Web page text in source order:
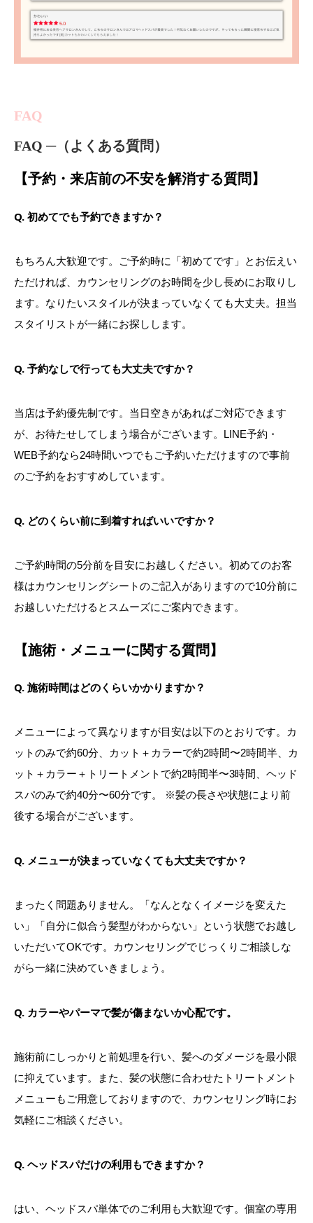
FAQ
FAQ ─（よくある質問）
【予約・来店前の不安を解消する質問】
Q. 初めてでも予約できますか？
もちろん大歓迎です。ご予約時に「初めてです」とお伝えい
ただければ、カウンセリングのお時間を少し長めにお取りし
ます。なりたいスタイルが決まっていなくても大丈夫。担当
スタイリストが一緒にお探しします。
Q. 予約なしで行っても大丈夫ですか？
当店は予約優先制です。当日空きがあればご対応できます
が、お待たせしてしまう場合がございます。LINE予約・
WEB予約なら24時間いつでもご予約いただけますので事前
のご予約をおすすめしています。
Q. どのくらい前に到着すればいいですか？
ご予約時間の5分前を目安にお越しください。初めてのお客
様はカウンセリングシートのご記入がありますので10分前に
お越しいただけるとスムーズにご案内できます。
【施術・メニューに関する質問】
Q. 施術時間はどのくらいかかりますか？
メニューによって異なりますが目安は以下のとおりです。カ
ットのみで約60分、カット＋カラーで約2時間〜2時間半、カ
ット＋カラー＋トリートメントで約2時間半〜3時間、ヘッド
スパのみで約40分〜60分です。 ※髪の長さや状態により前
後する場合がございます。
Q. メニューが決まっていなくても大丈夫ですか？
まったく問題ありません。「なんとなくイメージを変えた
い」「自分に似合う髪型がわからない」という状態でお越し
いただいてOKです。カウンセリングでじっくりご相談しな
がら一緒に決めていきましょう。
Q. カラーやパーマで髪が傷まないか心配です。
施術前にしっかりと前処理を行い、髪へのダメージを最小限
に抑えています。また、髪の状態に合わせたトリートメント
メニューもご用意しておりますので、カウンセリング時にお
気軽にご相談ください。
Q. ヘッドスパだけの利用もできますか？
はい、ヘッドスパ単体でのご利用も大歓迎です。個室の専用